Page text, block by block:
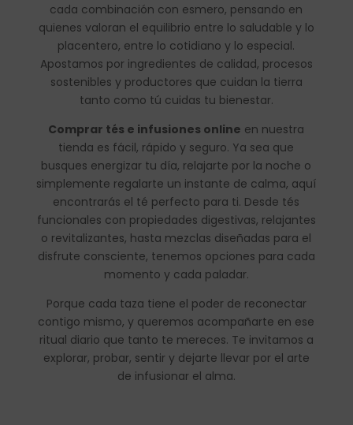
cada combinación con esmero, pensando en
quienes valoran el equilibrio entre lo saludable y lo
placentero, entre lo cotidiano y lo especial.
Apostamos por ingredientes de calidad, procesos
sostenibles y productores que cuidan la tierra
tanto como tú cuidas tu bienestar.
Comprar tés e infusiones online en nuestra
tienda es fácil, rápido y seguro. Ya sea que
busques energizar tu día, relajarte por la noche o
simplemente regalarte un instante de calma, aquí
encontrarás el té perfecto para ti. Desde tés
funcionales con propiedades digestivas, relajantes
o revitalizantes, hasta mezclas diseñadas para el
disfrute consciente, tenemos opciones para cada
momento y cada paladar.
Porque cada taza tiene el poder de reconectar
contigo mismo, y queremos acompañarte en ese
ritual diario que tanto te mereces. Te invitamos a
explorar, probar, sentir y dejarte llevar por el arte
de infusionar el alma.